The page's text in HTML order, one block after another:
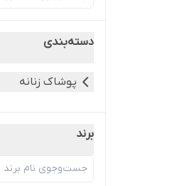
دسته‌بندی
پوشاک زنانه
برند